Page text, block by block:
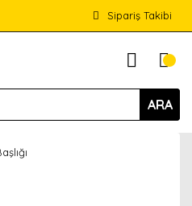
Sipariş Takibi
ARA